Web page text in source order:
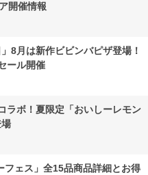
開催情報
8月は新作ビビンバピザ登場！
ール開催
ラボ！夏限定「おいしーレモン
フェス」全15品商品詳細とお得